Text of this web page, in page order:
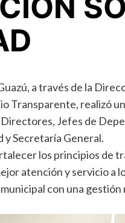
a través de la
Transparente, realizó
Jefes de
y Secretaría General.
los principios de
atención y servicio a
con una